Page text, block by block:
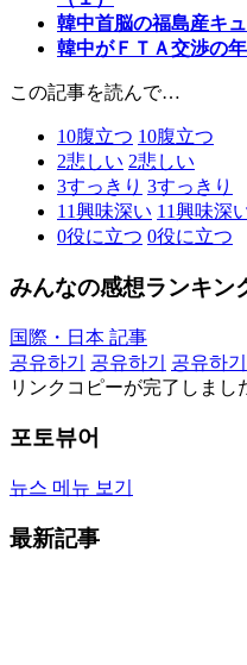
韓中首脳の福島産キ
韓中がＦＴＡ交渉の
この記事を読んで…
10腹立つ 10腹立つ
2悲しい 2悲しい
3すっきり 3すっきり
11興味深い 11興味深
0役に立つ 0役に立つ
みんなの感想ランキン
国際・日本 記事
공유하기
공유하기 공유하기
リンクコピーが完了しまし
포토뷰어
뉴스 메뉴 보기
最新記事